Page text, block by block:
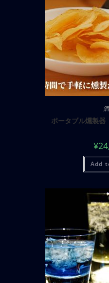
ポータブル燻製
¥
Add